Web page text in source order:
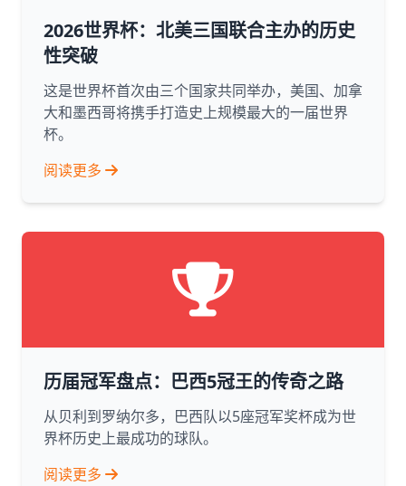
2026世界杯：北美三国联合主办的历史
性突破
这是世界杯首次由三个国家共同举办，美国、加拿
大和墨西哥将携手打造史上规模最大的一届世界
杯。
阅读更多
历届冠军盘点：巴西5冠王的传奇之路
从贝利到罗纳尔多，巴西队以5座冠军奖杯成为世
界杯历史上最成功的球队。
阅读更多